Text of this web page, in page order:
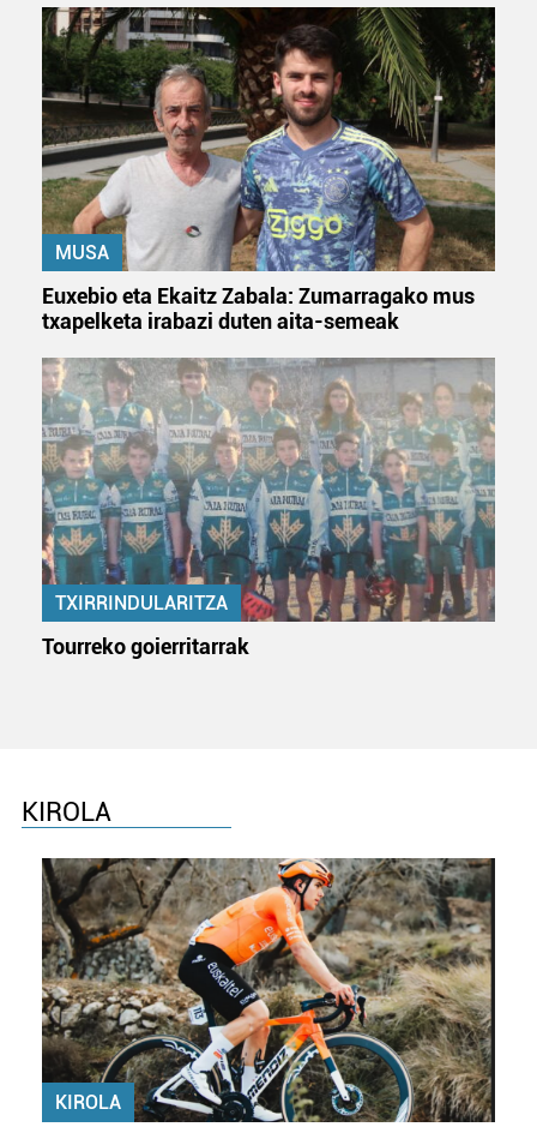
produktuak garatzeko. Zure datuak nork eta zertarako
erabiltzen dituen hauta dezakezu.
Bazkide batzuek ez dizute baimenik eskatzen, eta beren
interes komertzial legitimoetan babesten dira. Ikusi gure
bazkideen zerrenda, beren ustez zein helburutarako
duten interes legitimoa eta horren aurka nola egin
dezakezun ikusteko.
buruzko informazio gehiago eta ezarri zure lehentasunak
datuen atalean. Edozein unetan alda edo ken dezakezu
zure baimena Cookieen adierazpenean.
Webgune honek cookie propioak eta hirugarrenen cookie-
fitxategiak erabiltzen ditu. Zure esperientzia eta
zerbitzuak hobetzeko asmoz, cookie teknologiaz
baliatzen gara. Ohar hau onartuz gero, teknologia hori
erabiltzeko baimen esplizitua ematen diguzu.Gehiago
irakurri
MUSA
Euxebio eta Ekaitz Zabala: Zumarragako mus
txapelketa irabazi duten aita-semeak
TXIRRINDULARITZA
Tourreko goierritarrak
KIROLA
KIROLA